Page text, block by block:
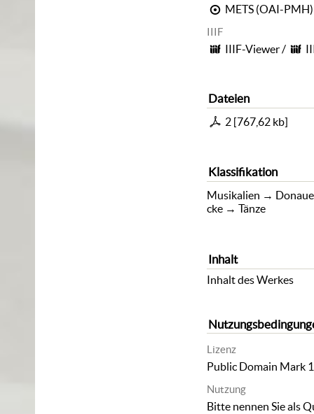
METS (OAI-PMH)
IIIF
IIIF-Viewer/
Dateien
2[767,62 kb]
Klassifikation
Musikalien →
cke →Tänze
Inhalt
Inhalt des Werkes
Lizenz
Public Domain Mark
Nutzung
Bitte nennen Sie als